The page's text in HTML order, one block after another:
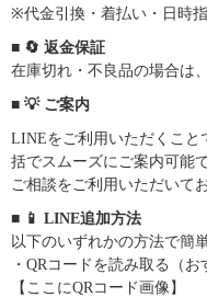
※代金引換・着払い・日時
■ 🔄 返金保証
在庫切れ・不良品の場合は
■ 💡 ご案内
LINEをご利用いただくこと
括でスムーズにご案内可能
ご相談をご利用いただいて
■ 📱 LINE追加方法
以下のいずれかの方法で簡
・QRコードを読み取る（お
【ここにQRコード画像】